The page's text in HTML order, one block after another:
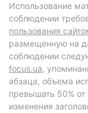
Использование
соблюдении
пользования
размещенную на
соблюдении
focus.ua,
абзаца, объема
превышать 50% от
изменения